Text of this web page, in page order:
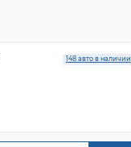
148 авто в наличии